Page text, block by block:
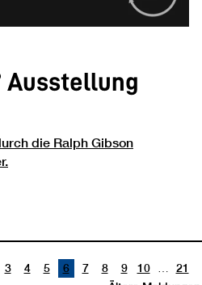
Ausstellung
die Ralph Gibson
3 4 5 6 7 8 9 10
21